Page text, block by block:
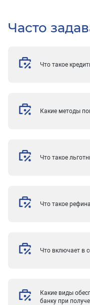
Часто
Что такое
Какие методы
Что такое
Что такое
Что включает в
Какие виды
банку при